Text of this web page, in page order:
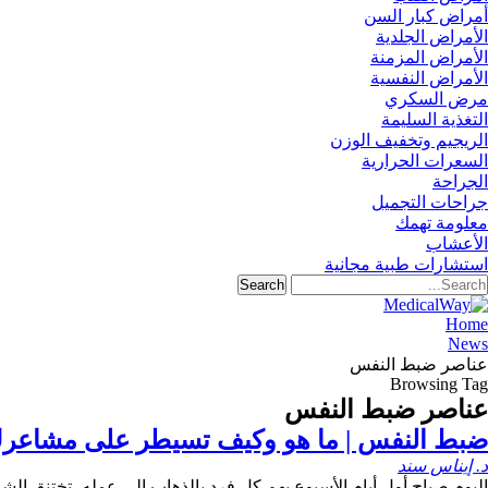
أمراض كبار السن
الأمراض الجلدية
الأمراض المزمنة
الأمراض النفسية
مرض السكري
التغذية السليمة
الريجيم وتخفيف الوزن
السعرات الحرارية
الجراحة
جراحات التجميل
معلومة تهمك
الأعشاب
استشارات طبية مجانية
Home
News
عناصر ضبط النفس
Browsing Tag
عناصر ضبط النفس
ضبط النفس | ما هو وكيف تسيطر على
د. إيناس سند